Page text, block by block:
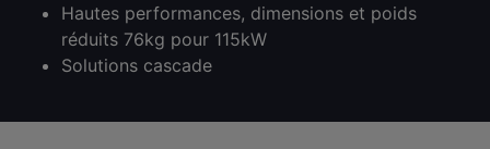
Hautes performances, dimensions et poids
réduits 76kg pour 115kW
Solutions cascade